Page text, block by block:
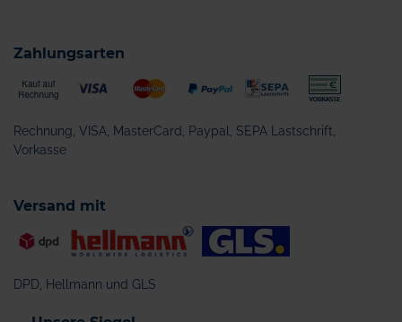
Zahlungsarten
Rechnung, VISA, MasterCard, Paypal, SEPA Lastschrift,
Vorkasse
Versand mit
DPD, Hellmann und GLS